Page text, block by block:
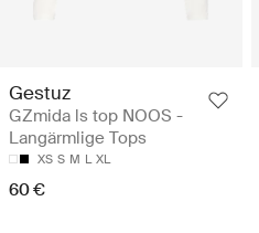
Gestuz
GZmida ls top NOOS -
Langärmlige Tops
XS S M L XL
60 €